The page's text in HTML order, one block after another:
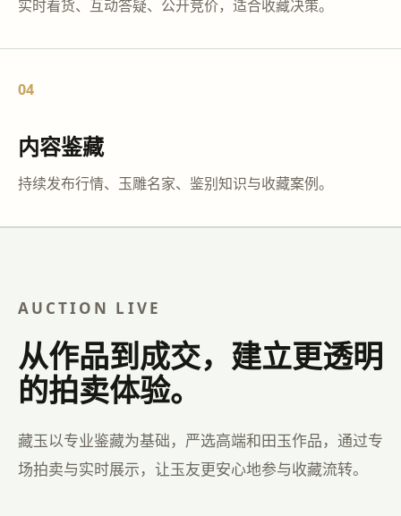
实时看货、互动答疑、公开竞价，适合收藏决策。
04
内容鉴藏
持续发布行情、玉雕名家、鉴别知识与收藏案例。
AUCTION LIVE
从作品到成交，建立更透明
的拍卖体验。
藏玉以专业鉴藏为基础，严选高端和田玉作品，通过专
场拍卖与实时展示，让玉友更安心地参与收藏流转。